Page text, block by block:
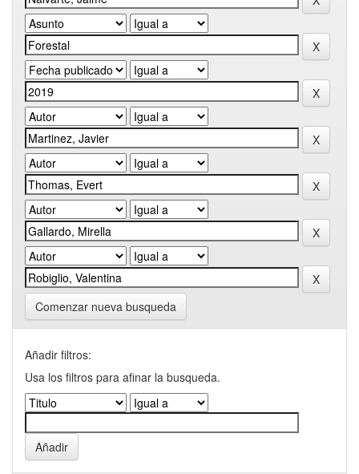
Comenzar nueva busqueda
Añadir filtros:
Usa los filtros para afinar la busqueda.